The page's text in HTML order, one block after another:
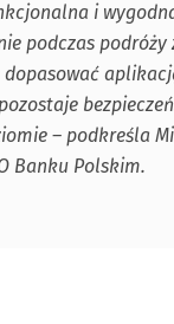
i
podczas
dopasować
– podkreśla
Banku Polskim.